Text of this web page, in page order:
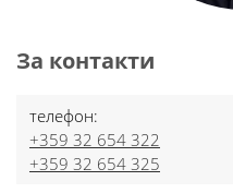
За контакти
телефон:
+359 32 654 322
+359 32 654 325